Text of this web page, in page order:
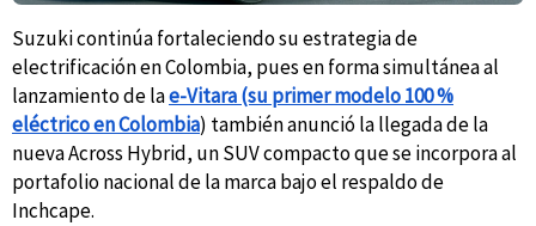
Suzuki continúa fortaleciendo su estrategia de
electrificación en Colombia, pues en forma simultánea al
lanzamiento de lae-Vitara (su primer modelo 100 %
eléctrico en Colombia) también anunció la llegada de la
nueva Across Hybrid, un SUV compacto que se incorpora al
portafolio nacional de la marca bajo el respaldo de
Inchcape.